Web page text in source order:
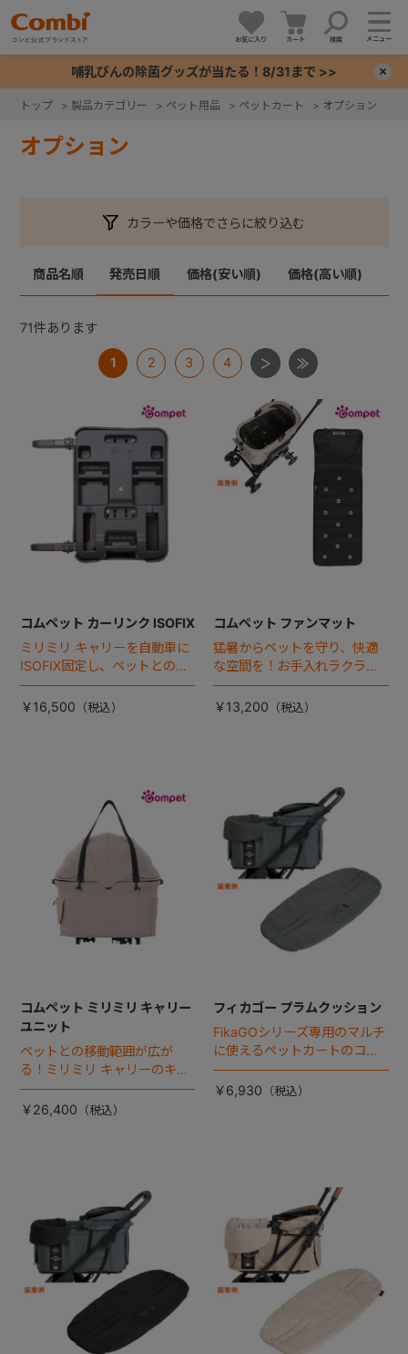
お気に入り カート 検索 メニュー
哺乳びんの除菌グッズが当たる！8/31まで >>
トップ > 製品カテゴリー > ペット用品 > ペットカート > オプション
オプション
カラーや価格でさらに絞り込む
商品名順 発売日順 価格(安い順) 価格(高い順)
71件あります
1 2 3 4
コムペット カーリンク ISOFIX
ミリミリ キャリーを自動車に
ISOFIX固定し、ペットとの車
移動をカンタン・快適に！
￥16,500
コムペット ファンマット
猛暑からペットを守り、快適
な空間を！お手入れラクラク
な「ファンマット」が登場！
￥13,200
コムペット ミリミリ キャリー
ユニット
ペットとの移動範囲が広が
る！ミリミリ キャリーのキャ
リー部単品が登場！
￥26,400
フィカゴー プラムクッション
FikaGOシリーズ専用のマルチ
に使えるペットカートのコー
ナークッション登場。
￥6,930